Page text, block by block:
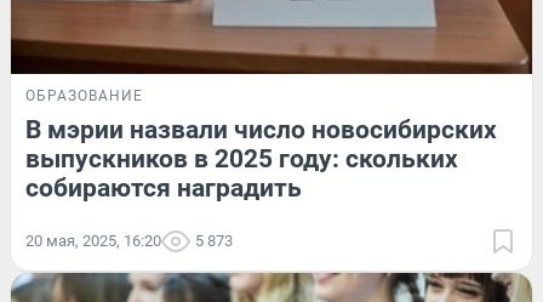
ОБРАЗОВАНИЕ
В мэрии назвали число новосибирских
выпускников в 2025 году: скольких
собираются наградить
20 мая, 2025, 16:20 5 873